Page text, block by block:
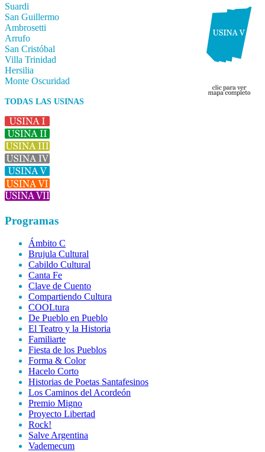
Suardi
San Guillermo
Ambrosetti
Arrufo
San Cristóbal
Villa Trinidad
Hersilia
Monte Oscuridad
TODAS LAS USINAS
Programas
Ámbito C
Brujula Cultural
Cabildo Cultural
Canta Fe
Clave de Cuento
Compartiendo Cultura
COOLtura
De Pueblo en Pueblo
El Teatro y la Historia
Familiarte
Fiesta de los Pueblos
Forma & Color
Hacelo Corto
Historias de Poetas Santafesinos
Los Caminos del Acordeón
Premio Migno
Proyecto Libertad
Rock!
Salve Argentina
Vademecum